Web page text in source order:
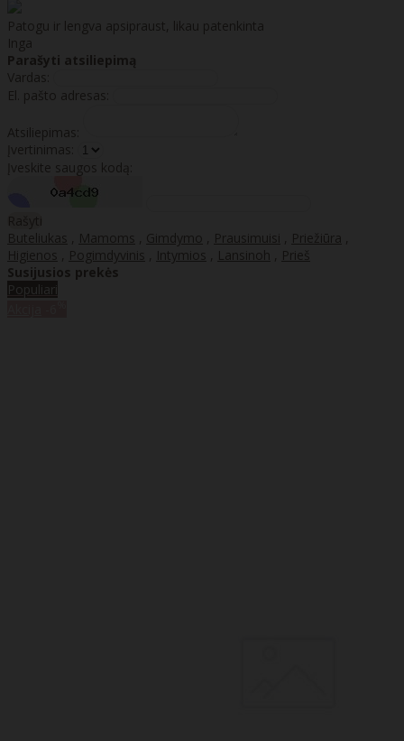
Patogu ir lengva apsipraust, likau patenkinta
Inga
Parašyti atsiliepimą
Vardas:
El. pašto adresas:
Atsiliepimas:
Įvertinimas:
Įveskite saugos kodą:
Rašyti
Buteliukas , Mamoms , Gimdymo , Prausimuisi , Priežiūra ,
Higienos , Pogimdyvinis , Intymios , Lansinoh , Prieš
Susijusios prekės
Populiari